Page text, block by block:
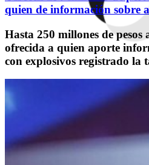
quien de información sobre
Hasta 250 millones de pesos
ofrecida a quien aporte
con explosivos registrado la